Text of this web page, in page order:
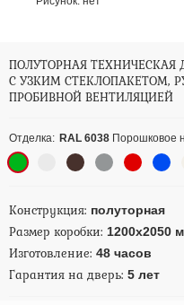
ПОЛУТОРНАЯ ТЕХНИЧЕСКАЯ
С УЗКИМ СТЕКЛОПАКЕТОМ,
ПРОБИВНОЙ ВЕНТИЛЯЦИЕЙ
Отделка: RAL 6038 Порошковое
Конструкция: полуторная
Размер коробки: 1200х2050
Изготовление: 48 часов
Гарантия на дверь: 5 лет